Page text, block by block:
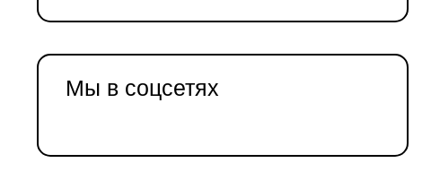
Мы в соцсетях